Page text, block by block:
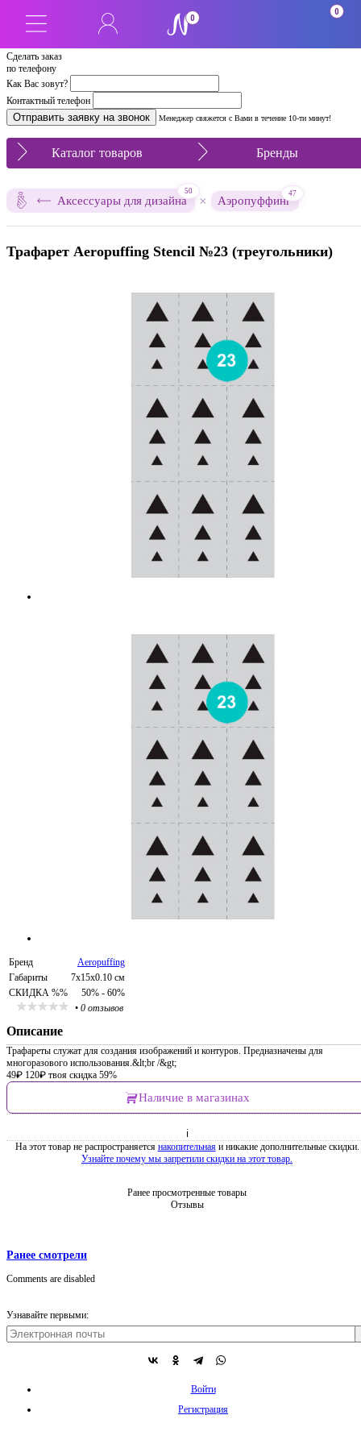
Сделать заказ
по телефону
Как Вас зовут?
Контактный телефон
Менеджер свяжется с Вами в течение 10-ти минут!
0
0
Каталог товаров Бренды
Аксессуары для дизайна
50
× Аэропуффинг
47
Трафарет Aeropuffing Stencil №23 (треугольники)
Бренд
Aeropuffing
Габариты
7x15x0.10 см
СКИДКА %%
50% - 60%
• 0 отзывов
Описание
Трафареты служат для создания изображений и контуров. Предназначены для
многоразового использования.&lt;br /&gt;
49₽ 120₽ твоя скидка 59%
Наличие в магазинах
ℹ
На этот товар не распространяется накопительнаяи никакие дополнительные скидки.
Узнайте почему мы запретили скидки на этот товар.
Ранее просмотренные товары
Отзывы
Ранее смотрели
Comments are disabled
Узнавайте первыми:
Войти
Регистрация